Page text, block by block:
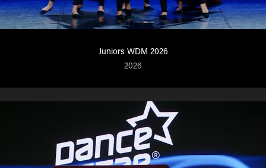
Juniors WDM 2026
2026